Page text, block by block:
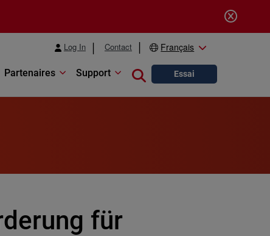
Log In Contact Français
Partenaires Support Close search
Essai
für